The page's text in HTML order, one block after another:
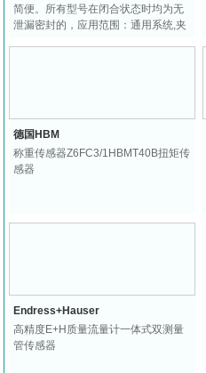
简便。所有型号在闭合状态时均为无
泄漏密封的，应用范围：通用系统,夹
德国HBM
称重传感器Z6FC3/1HBMT40B扭矩传
感器
Endress+Hauser
高精度E+H质量流量计一体式双测量
管传感器